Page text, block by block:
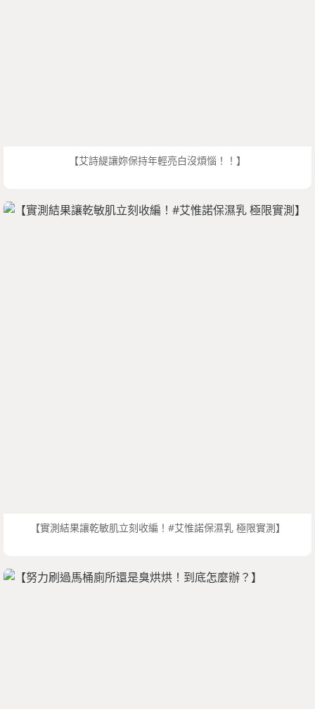
【艾詩緹讓妳保持年輕亮白沒煩惱！！】
【實測結果讓乾敏肌立刻收編！#艾惟諾保濕乳 極限實測】